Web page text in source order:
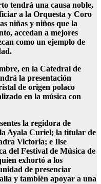
tendrá una causa noble,
a la Orquesta y Coro
niñas y niños que la
accedan a mejores
como un ejemplo de
en la Catedral de
la presentación
de origen polaco
en la música con
la regidora de
Ayala Curiel; la titular de
Victoria; e Ilse
del Festival de Música de
exhortó a los
de presenciar
y también apoyar a una